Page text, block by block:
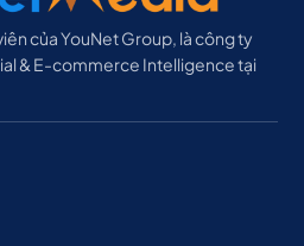
của YouNet Group, là công ty
& E-commerce Intelligence tại